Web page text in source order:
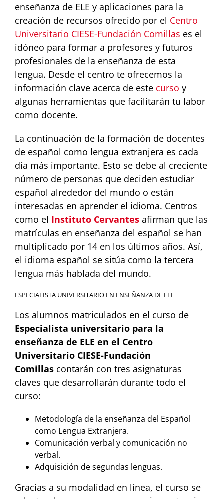
enseñanza de ELE y aplicaciones para la
creación de recursos ofrecido por el Centro
Universitario CIESE-Fundación Comillas es el
idóneo para formar a profesores y futuros
profesionales de la enseñanza de esta
lengua. Desde el centro te ofrecemos la
información clave acerca de este curso y
algunas herramientas que facilitarán tu labor
como docente.
La continuación de la formación de docentes
de español como lengua extranjera es cada
día más importante. Esto se debe al creciente
número de personas que deciden estudiar
español alrededor del mundo o están
interesadas en aprender el idioma. Centros
como el Instituto Cervantes afirman que las
matrículas en enseñanza del español se han
multiplicado por 14 en los últimos años. Así,
el idioma español se sitúa como la tercera
lengua más hablada del mundo.
ESPECIALISTA UNIVERSITARIO EN ENSEÑANZA DE ELE
Los alumnos matriculados en el curso de
Especialista universitario para la
enseñanza de ELE en el Centro
Universitario CIESE-Fundación
Comillas contarán con tres asignaturas
claves que desarrollarán durante todo el
curso:
Metodología de la enseñanza del Español
como Lengua Extranjera.
Comunicación verbal y comunicación no
verbal.
Adquisición de segundas lenguas.
Gracias a su modalidad en línea, el curso se